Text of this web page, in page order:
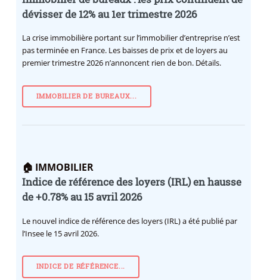
dévisser de 12% au 1er trimestre 2026
La crise immobilière portant sur l’immobilier d’entreprise n’est
pas terminée en France. Les baisses de prix et de loyers au
premier trimestre 2026 n’annoncent rien de bon. Détails.
IMMOBILIER DE BUREAUX...
🏠 IMMOBILIER
Indice de référence des loyers (IRL) en hausse
de +0.78% au 15 avril 2026
Le nouvel indice de référence des loyers (IRL) a été publié par
l’Insee le 15 avril 2026.
INDICE DE RÉFÉRENCE...